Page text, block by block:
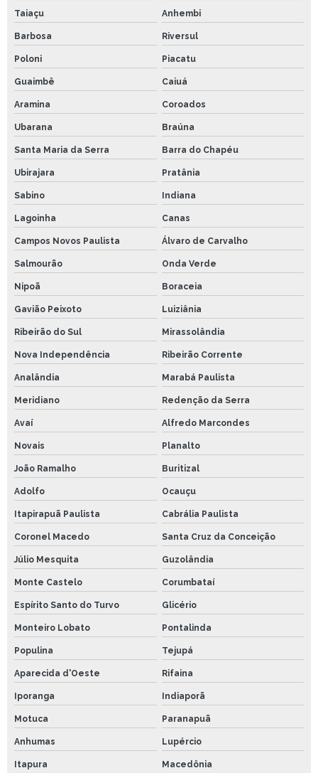
Taiaçu Anhembi
Barbosa Riversul
Poloni Piacatu
Guaimbê Caiuá
Aramina Coroados
Ubarana Braúna
Santa Maria da Serra Barra do Chapéu
Ubirajara Pratânia
Sabino Indiana
Lagoinha Canas
Campos Novos Paulista Álvaro de Carvalho
Salmourão Onda Verde
Nipoã Boraceia
Gavião Peixoto Luiziânia
Ribeirão do Sul Mirassolândia
Nova Independência Ribeirão Corrente
Analândia Marabá Paulista
Meridiano Redenção da Serra
Avaí Alfredo Marcondes
Novais Planalto
João Ramalho Buritizal
Adolfo Ocauçu
Itapirapuã Paulista Cabrália Paulista
Coronel Macedo Santa Cruz da Conceição
Júlio Mesquita Guzolândia
Monte Castelo Corumbataí
Espírito Santo do Turvo Glicério
Monteiro Lobato Pontalinda
Populina Tejupá
Aparecida d'Oeste Rifaina
Iporanga Indiaporã
Motuca Paranapuã
Anhumas Lupércio
Itapura Macedônia